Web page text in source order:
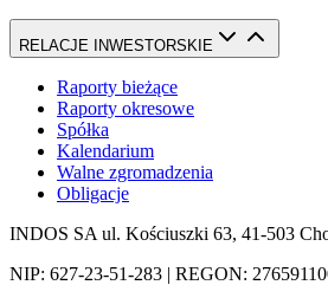
RELACJE INWESTORSKIE
Raporty bieżące
Raporty okresowe
Spółka
Kalendarium
Walne zgromadzenia
Obligacje
INDOS SA ul. Kościuszki 63, 41-503
NIP: 627-23-51-283 | REGON: